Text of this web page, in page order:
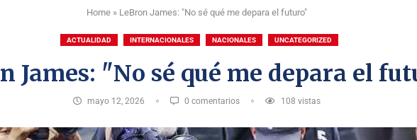
Home» LeBron James: "No sé qué me depara el futuro"
ACTUALIDAD INTERNACIONALES NACIONALES UNCATEGORIZED
James: "No sé qué me depara el
mayo 12, 2026 0 comentarios 108 vistas